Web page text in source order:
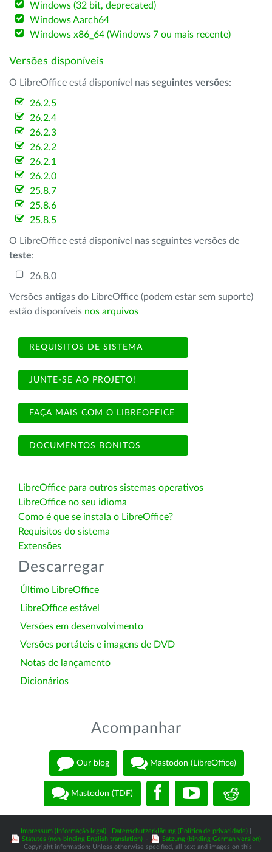
Windows (32 bit, deprecated)
Windows Aarch64
Windows x86_64 (Windows 7 ou mais recente)
Versões disponíveis
O LibreOffice está disponível nas seguintes versões:
26.2.5
26.2.4
26.2.3
26.2.2
26.2.1
26.2.0
25.8.7
25.8.6
25.8.5
O LibreOffice está disponível nas seguintes versões de
teste:
26.8.0
Versões antigas do LibreOffice (podem estar sem suporte)
estão disponíveis nos arquivos
REQUISITOS DE SISTEMA
JUNTE-SE AO PROJETO!
FAÇA MAIS COM O LIBREOFFICE
DOCUMENTOS BONITOS
LibreOffice para outros sistemas operativos
LibreOffice no seu idioma
Como é que se instala o LibreOffice?
Requisitos do sistema
Extensões
Descarregar
Último LibreOffice
LibreOffice estável
Versões em desenvolvimento
Versões portáteis e imagens de DVD
Notas de lançamento
Dicionários
Acompanhar
Our blog Mastodon (LibreOffice)
Mastodon (TDF)
Impressum (Informação legal) Datenschutzerklärung (Política de privacidade)
Statutes (non-binding English translation) -
Satzung (binding German version)
| Copyright information: Unless otherwise specified, all text and images on this